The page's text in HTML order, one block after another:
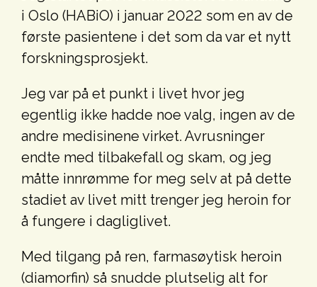
i Oslo (HABiO) i januar 2022 som en av de
første pasientene i det som da var et nytt
forskningsprosjekt.
Jeg var på et punkt i livet hvor jeg
egentlig ikke hadde noe valg, ingen av de
andre medisinene virket. Avrusninger
endte med tilbakefall og skam, og jeg
måtte innrømme for meg selv at på dette
stadiet av livet mitt trenger jeg heroin for
å fungere i dagliglivet.
Med tilgang på ren, farmasøytisk heroin
(diamorfin) så snudde plutselig alt for